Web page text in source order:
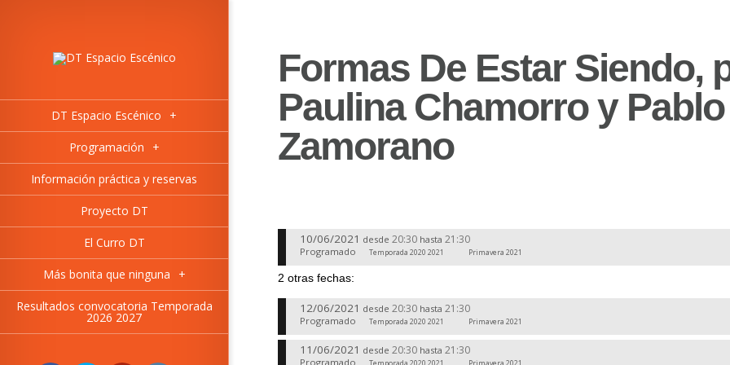
DT Espacio Escénico +
Programación +
Información práctica y reservas
Proyecto DT
El Curro DT
Más bonita que ninguna +
Resultados convocatoria Temporada
2026 2027
Formas De Estar Siendo,
Paulina Chamorro y Pablo
Zamorano
10/06/2021 desde 20:30 hasta 21:30
Programado Temporada 2020 2021 Primavera 2021
2 otras fechas:
12/06/2021 desde 20:30 hasta 21:30
Programado Temporada 2020 2021 Primavera 2021
11/06/2021 desde 20:30 hasta 21:30
Programado